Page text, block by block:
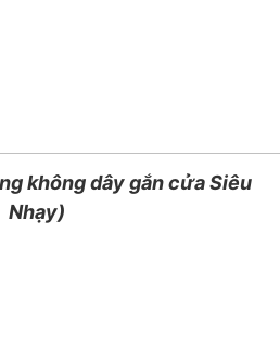
không dây gắn cửa Siêu
Nhạy)